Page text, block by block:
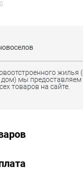
жилья
дом) мы
товаров на сайте.